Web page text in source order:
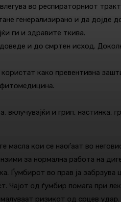
во респираторниот
генерализирано и да дојде
ги и здравите ткива.
и до смртен исход.
како превентивна
и грип, настинка,
кои се наоѓаат во
за нормална работа на
во прав ја забрзува
од ѓумбир помага при
ризикот од срцев удар.